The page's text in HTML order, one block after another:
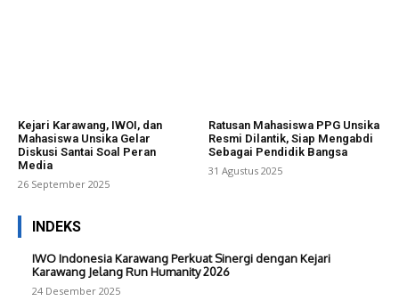
Kejari Karawang, IWOI, dan
Mahasiswa Unsika Gelar
Diskusi Santai Soal Peran
Media
26 September 2025
Ratusan Mahasiswa PPG Unsika
Resmi Dilantik, Siap Mengabdi
Sebagai Pendidik Bangsa
31 Agustus 2025
INDEKS
IWO Indonesia Karawang Perkuat Sinergi dengan Kejari
Karawang Jelang Run Humanity 2026
24 Desember 2025